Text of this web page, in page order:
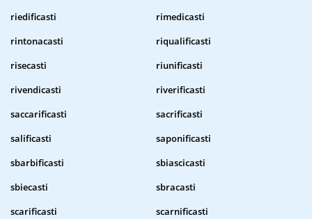
riedificasti
rimedicasti
rintonacasti
riqualificasti
risecasti
riunificasti
rivendicasti
riverificasti
saccarificasti
sacrificasti
salificasti
saponificasti
sbarbificasti
sbiascicasti
sbiecasti
sbracasti
scarificasti
scarnificasti